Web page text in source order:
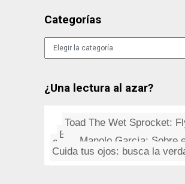
Categorías
Categorías
¿Una lectura al azar?
Diesel: Sausalito Summer
Cardeña, fotos Diciembre
De "¿Quién va allí­?",
35 cosas que
EL 19 de Junio, todos a la
Sin noticias de alguien con
Manolo Garcí­a: Sobre el
Cuida tus ojos: busca la
Las Ruedas: Viva
Toad The Wet Sprocket: